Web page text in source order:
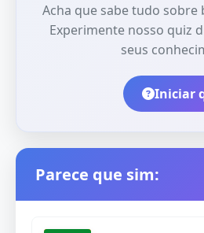
Acha que sabe tudo sobre
Experimente nosso quiz
seus
Iniciar
Parece que sim: